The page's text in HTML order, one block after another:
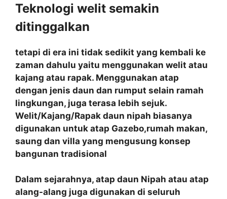
Teknologi welit semakin
ditinggalkan
tetapi di era ini tidak sedikit yang kembali ke
zaman dahulu yaitu menggunakan welit atau
kajang atau rapak. Menggunakan atap
dengan jenis daun dan rumput selain ramah
lingkungan, juga terasa lebih sejuk.
Welit/Kajang/Rapak daun nipah biasanya
digunakan untuk atap Gazebo,rumah makan,
saung dan villa yang mengusung konsep
bangunan tradisional
Dalam sejarahnya, atap daun Nipah atau atap
alang-alang juga digunakan di seluruh